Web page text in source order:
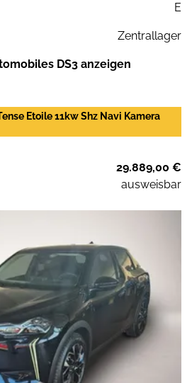
E
Zentrallager
DS3 anzeigen
Etoile 11kw Shz Navi Kamera
29.889,00 €
ausweisbar